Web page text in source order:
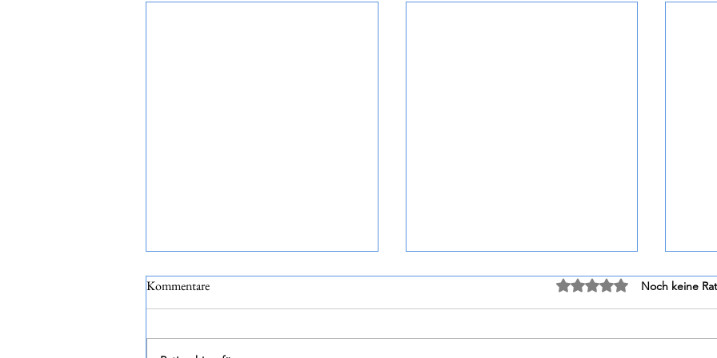
Kommentare Mit 0 von 5 Sternen
Noch keine